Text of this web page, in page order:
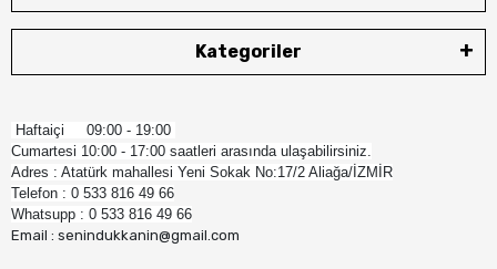
Kategoriler
Haftaiçi 09:00 - 19:00
Cumartesi 10:00 - 17:00 saatleri arasında ulaşabilirsiniz.
Adres : Atatürk mahallesi Yeni Sokak No:17/2 Aliağa/İZMİR
Telefon : 0 533 816 49 66
Whatsupp : 0 533 816 49 66
Email : senindukkanin@gmail.com